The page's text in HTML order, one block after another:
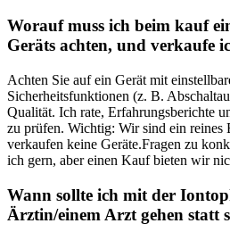
Worauf⁤ muss ich beim kauf
Geräts achten, ⁤und verkaufe
Achten Sie auf ein Gerät mit
⁣Sicherheitsfunktionen (z. B.
Qualität. Ich rate, Erfahrungsberichte
zu prüfen. Wichtig: Wir‌ sind ein⁤ reines
verkaufen keine Geräte.Fragen zu
ich gern,⁣ aber einen Kauf bieten ⁣wir
Wann sollte ich mit der
Ärztin/einem Arzt gehen statt